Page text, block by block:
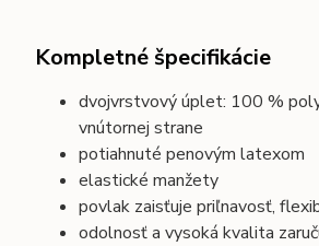
Kompletné špecifikácie
dvojvrstvový úplet: 100 %
vnútornej strane
potiahnuté penovým latexom
elastické manžety
povlak zaisťuje priľnavosť,
odolnosť a vysoká kvalita